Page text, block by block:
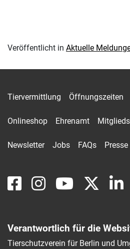
Veröffentlicht in Aktuelle
Tiervermittlung Öffnungszeiten
Onlineshop Ehrenamt
Newsletter Jobs FAQs Presse
Verantwortlich für die
Tierschutzverein für Berlin und